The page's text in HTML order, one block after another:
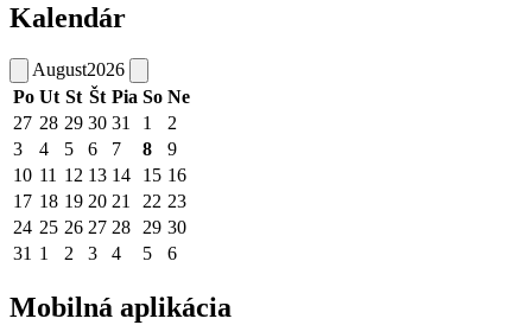
Kalendár
August2026
Po Ut St Št Pia So Ne
27 28 29 30 31 1
2
3
4 5 6 7 8
9
10 11 12 13 14 15 16
17 18 19 20 21 22 23
24 25 26 27 28 29 30
31 1 2 3 4 5 6
Mobilná aplikácia